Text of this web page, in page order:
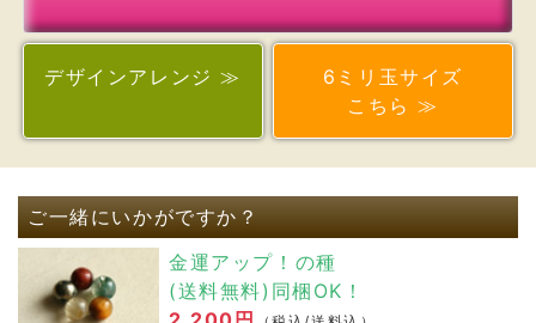
ご一緒にいかがですか？
金運アップ！の種
浄化用 水晶さざれ石（100g）
900円（税込）